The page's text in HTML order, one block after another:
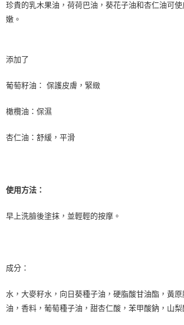
7-11取貨付款
7-11純取貨 (先付款
每筆NT$100，滿NT$999(含以上)免運費
離島宅配（澎湖、金門、馬祖、小琉球）
免運費
珍貴的乳木果油，荷荷巴油，葵花子油和杏仁油可
嫩。
添加了
葡萄籽油： 保護皮膚，緊緻
橄欖油：保濕
杏仁油：舒緩，平滑
使用方法：
早上洗臉後塗抹，並輕輕的按摩。
成分：
水，大麥籽水，向日葵種子油，硬脂酸甘油酯，黃
油，香料，葡萄種子油，甜杏仁酸，苯甲酸鈉，山